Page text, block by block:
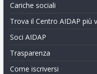
Cariche sociali
Trova il Centro AIDAP più
Soci AIDAP
Trasparenza
Come iscriversi